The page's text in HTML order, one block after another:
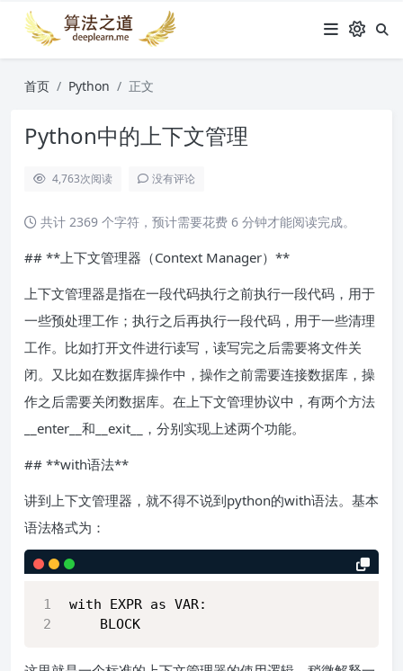
首页 Python 正文
Python中的上下文管理
4,763次阅读 没有评论
共计 2369 个字符，预计需要花费 6 分钟才能阅读完成。
## **上下文管理器（Context Manager）**
上下文管理器是指在一段代码执行之前执行一段代码，用于
一些预处理工作；执行之后再执行一段代码，用于一些清理
工作。比如打开文件进行读写，读写完之后需要将文件关
闭。又比如在数据库操作中，操作之前需要连接数据库，操
作之后需要关闭数据库。在上下文管理协议中，有两个方法
__enter__和__exit__，分别实现上述两个功能。
## **with语法**
讲到上下文管理器，就不得不说到python的with语法。基本
语法格式为：
with EXPR as VAR:
    BLOCK